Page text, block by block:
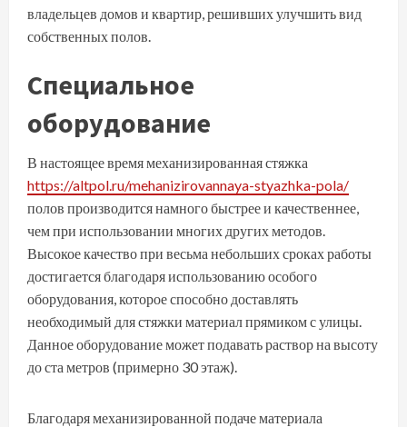
владельцев домов и квартир, решивших улучшить вид
собственных полов.
Специальное
оборудование
В настоящее время механизированная стяжка
https://altpol.ru/mehanizirovannaya-styazhka-pola/
полов производится намного быстрее и качественнее,
чем при использовании многих других методов.
Высокое качество при весьма небольших сроках работы
достигается благодаря использованию особого
оборудования, которое способно доставлять
необходимый для стяжки материал прямиком с улицы.
Данное оборудование может подавать раствор на высоту
до ста метров (примерно 30 этаж).
Благодаря механизированной подаче материала